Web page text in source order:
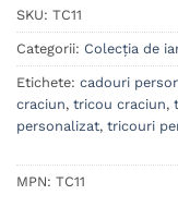
SKU: TC11
Categorii: Colecția de
Etichete: cadouri
craciun, tricou craciun,
personalizat, tricouri
MPN: TC11